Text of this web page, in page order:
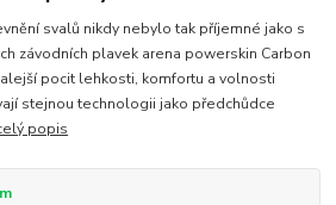
svalů nikdy nebylo tak příjemné jako s
závodních plavek arena powerskin Carbon
pocit lehkosti, komfortu a volnosti
stejnou technologii jako předchůdce
popis